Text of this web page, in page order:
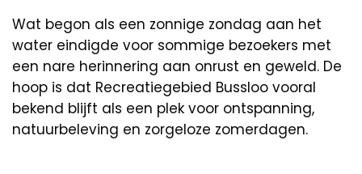
Wat begon als een zonnige zondag aan het
water eindigde voor sommige bezoekers met
een nare herinnering aan onrust en geweld. De
hoop is dat Recreatiegebied Bussloo vooral
bekend blijft als een plek voor ontspanning,
natuurbeleving en zorgeloze zomerdagen.